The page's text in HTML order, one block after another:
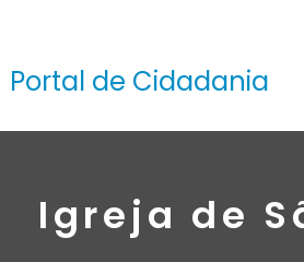
Portal de Cidadania
Igreja de